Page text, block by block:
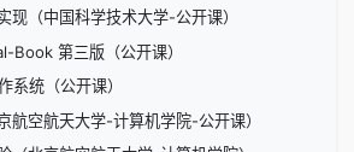
现（中国科学技术大学-公开课）
Book 第三版（公开课）
系统（公开课）
航空航天大学-计算机学院-公开课）